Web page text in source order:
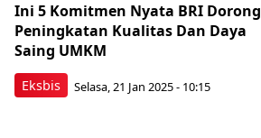
Eksbis
Ini 5 Komitmen Nyata BRI Dorong
Peningkatan Kualitas Dan Daya
Saing UMKM
Selasa, 21 Jan 2025 - 10:15